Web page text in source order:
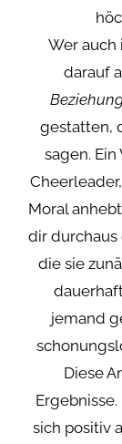
Wer
darauf
gestatten,
sagen.
Moral
dir durchaus
die sie
jemand
Diese
sich positiv